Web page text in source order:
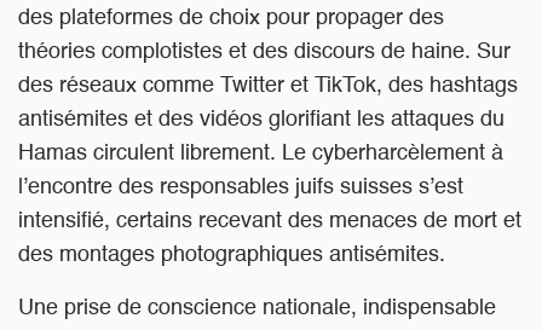
des plateformes de choix pour propager des
théories complotistes et des discours de haine. Sur
des réseaux comme Twitter et
TikTok, des hashtags
antisémites et des vidéos glorifiant les attaques du
Hamas circulent librement. Le cyberharcèlement à
l’encontre des responsables juifs suisses s’est
intensifié, certains recevant des menaces de mort et
des montages photographiques antisémites.
Une prise de conscience nationale, indispensable